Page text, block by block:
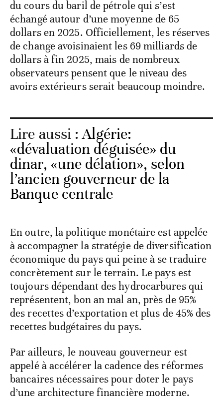
du cours du baril de pétrole qui s’est
échangé autour d’une moyenne de 65
dollars en 2025. Officiellement, les réserves
de change avoisinaient les 69 milliards de
dollars à fin 2025, mais de nombreux
observateurs pensent que le niveau des
avoirs extérieurs serait beaucoup moindre.
Lire aussi :Algérie:
«dévaluation déguisée» du
dinar, «une délation», selon
l’ancien gouverneur de la
Banque centrale
En outre, la politique monétaire est appelée
à accompagner la stratégie de diversification
économique du pays qui peine à se traduire
concrètement sur le terrain. Le pays est
toujours dépendant des hydrocarbures qui
représentent, bon an mal an, près de 95%
des recettes d’exportation et plus de 45% des
recettes budgétaires du pays.
Par ailleurs, le nouveau gouverneur est
appelé à accélérer la cadence des réformes
bancaires nécessaires pour doter le pays
d’une architecture financière moderne.